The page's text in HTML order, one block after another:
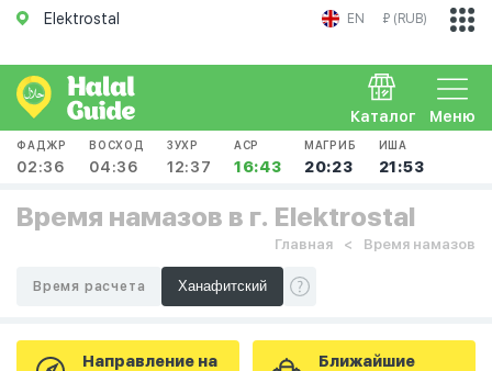
Elektrostal EN ₽ (RUB)
Меню
Каталог
ФАДЖР
02:36
ВОСХОД
04:36
ЗУХР
12:37
АСР
16:43
МАГРИБ
20:23
ИША
21:53
Время намазов в г. Elektrostal
Главная Время намазов
Время расчета
Направление на
Ближайшие